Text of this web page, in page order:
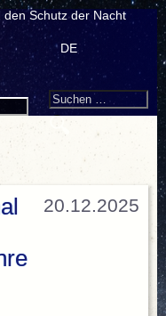
Schutz der Nacht
DE
Search
Suchen
20.12.2025